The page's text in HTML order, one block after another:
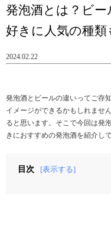
発泡酒とは？ビ
好きに人気の種類
2024.02.22
発泡酒とビールの違いってご存
イメージができるかもしれませ
ると思います。そこで今回は発
きにおすすめの発泡酒を紹介し
目次 [表示する]